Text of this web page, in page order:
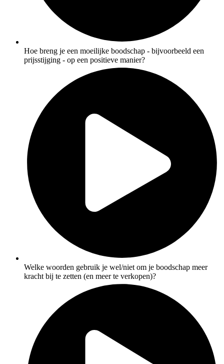
Hoe breng je een moeilijke boodschap - bijvoorbeeld een
prijsstijging - op een positieve manier?
Welke woorden gebruik je wel/niet om je boodschap meer
kracht bij te zetten (en meer te verkopen)?